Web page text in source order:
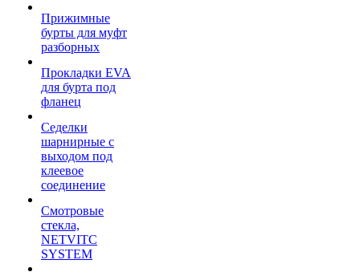
Прижимные
бурты для муфт
разборных
Прокладки EVA
для бурта под
фланец
Седелки
шарнирные с
выходом под
клеевое
соединение
Смотровые
стекла,
NETVITC
SYSTEM